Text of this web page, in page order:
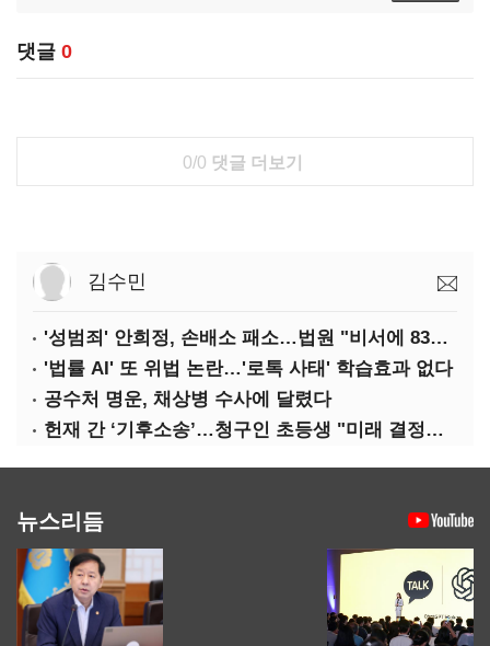
댓글 0
0/0 댓글 더보기
김수민
'성범죄' 안희정, 손배소 패소…법원 "비서에 8347만원 배상"
'법률 AI' 또 위법 논란…'로톡 사태' 학습효과 없다
공수처 명운, 채상병 수사에 달렸다
헌재 간 ‘기후소송’…청구인 초등생 "미래 결정할 중요한 소송"
뉴스리듬